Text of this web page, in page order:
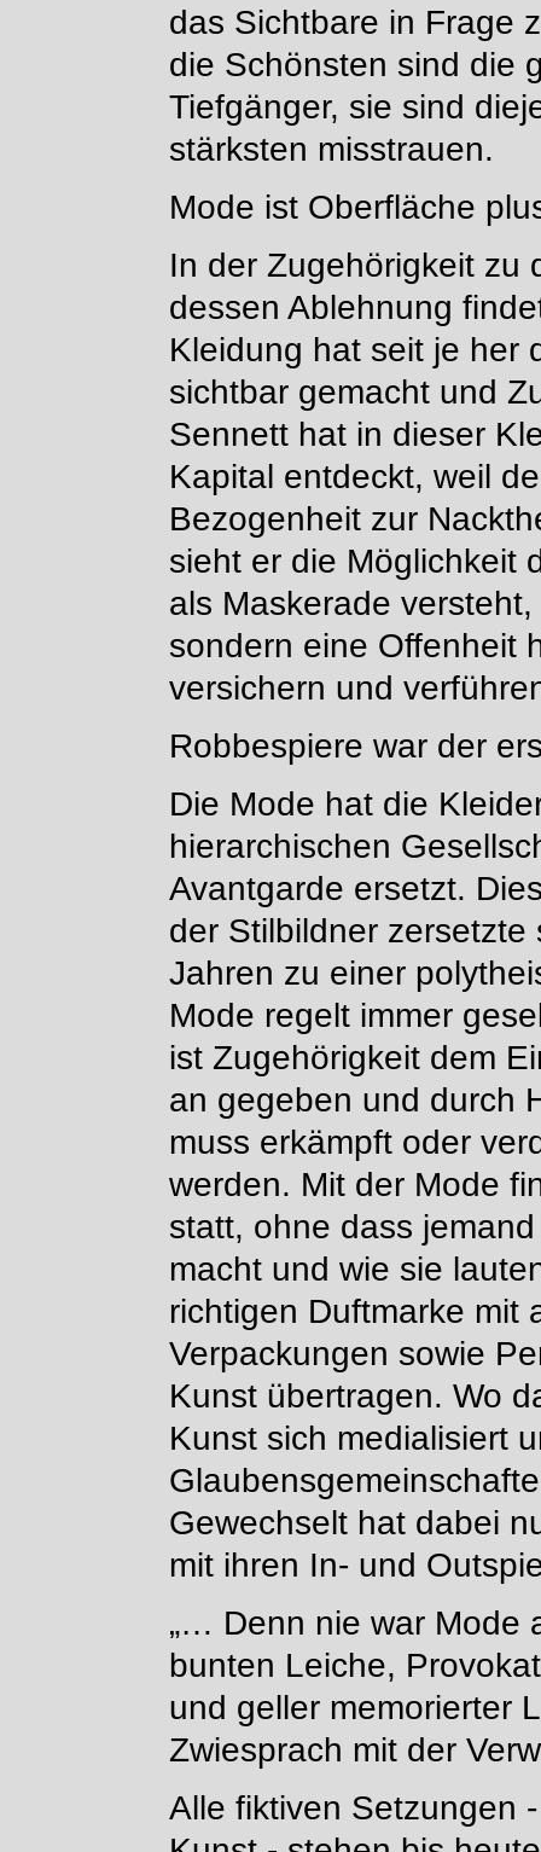
das Sichtbare in Frage
die Schönsten sind die
Tiefgänger, sie sind
stärksten misstrauen.
Mode ist Oberfläche
In der Zugehörigkeit zu
dessen Ablehnung
Kleidung hat seit je her
sichtbar gemacht und
Sennett hat in dieser
Kapital entdeckt, weil
Bezogenheit zur
sieht er die Möglichkeit
als Maskerade
sondern eine Offenheit
versichern und
Robbespiere war der
Die Mode hat die
hierarchischen
Avantgarde ersetzt.
der Stilbildner
Jahren zu einer
Mode regelt immer
ist Zugehörigkeit dem
an gegeben und durch
muss erkämpft oder
werden. Mit der Mode
statt, ohne dass
macht und wie sie
richtigen Duftmarke mit
Verpackungen sowie
Kunst übertragen. Wo
Kunst sich medialisiert
Gewechselt hat dabei
mit ihren In- und
„… Denn nie war Mode
bunten Leiche,
und geller memorierter
Zwiesprach mit der
Alle fiktiven Setzungen